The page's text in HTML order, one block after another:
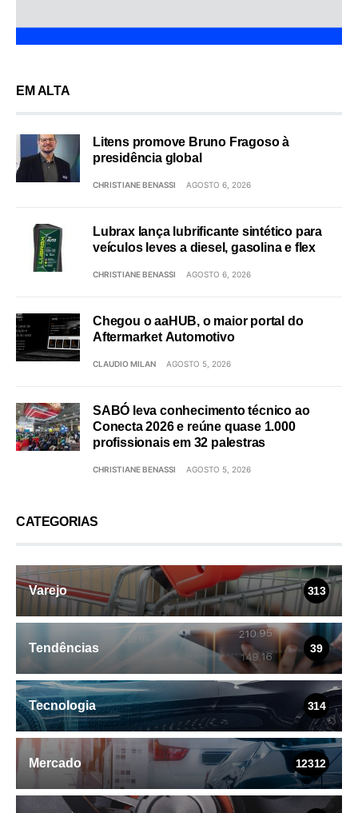
EM ALTA
Litens promove Bruno Fragoso à
presidência global
CHRISTIANE BENASSI AGOSTO 6, 2026
Lubrax lança lubrificante sintético para
veículos leves a diesel, gasolina e flex
CHRISTIANE BENASSI AGOSTO 6, 2026
Chegou o aaHUB, o maior portal do
Aftermarket Automotivo
CLAUDIO MILAN AGOSTO 5, 2026
SABÓ leva conhecimento técnico ao
Conecta 2026 e reúne quase 1.000
profissionais em 32 palestras
CHRISTIANE BENASSI AGOSTO 5, 2026
CATEGORIAS
Varejo 313
Tendências 39
Tecnologia 314
Mercado 12312